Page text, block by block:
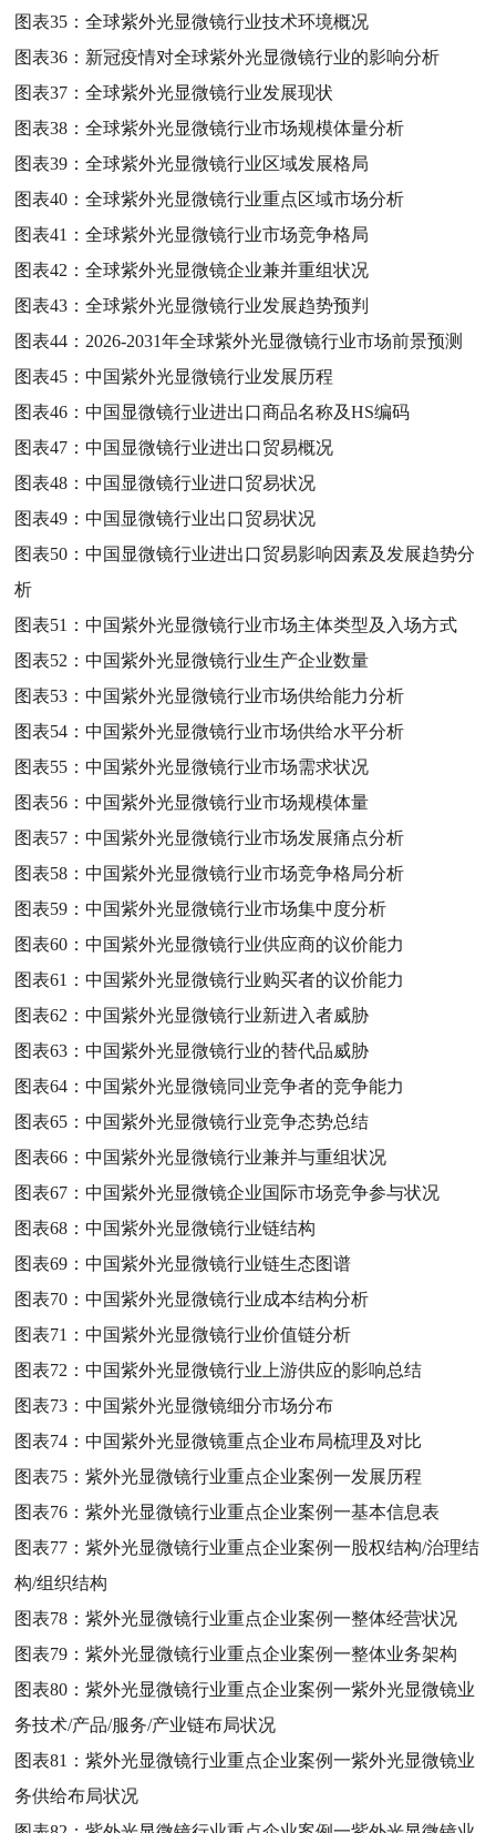
图表35：全球紫外光显微镜行业技术环境概况
图表36： 新冠疫情对全球紫外光显微镜行业的影响分析
图表37：全球紫外光显微镜行业发展现状
图表38：全球紫外光显微镜行业市场规模体量分析
图表39：全球紫外光显微镜行业区域发展格局
图表40：全球紫外光显微镜行业重点区域市场分析
图表41：全球紫外光显微镜行业市场竞争格局
图表42：全球紫外光显微镜企业兼并重组状况
图表43：全球紫外光显微镜行业发展趋势预判
图表44： 2026-2031年全球紫外光显微镜行业市场前景预测
图表45：中国紫外光显微镜行业发展历程
图表46：中国显微镜行业进出口商品名称及HS编码
图表47：中国显微镜行业进出口贸易概况
图表48：中国显微镜行业进口贸易状况
图表49：中国显微镜行业出口贸易状况
图表50：中国显微镜行业进出口贸易影响因素及发展趋势分
析
图表51：中国紫外光显微镜行业市场主体类型及入场方式
图表52：中国紫外光显微镜行业生产企业数量
图表53：中国紫外光显微镜行业市场供给能力分析
图表54：中国紫外光显微镜行业市场供给水平分析
图表55：中国紫外光显微镜行业市场需求状况
图表56：中国紫外光显微镜行业市场规模体量
图表57：中国紫外光显微镜行业市场发展痛点分析
图表58：中国紫外光显微镜行业市场竞争格局分析
图表59：中国紫外光显微镜行业市场集中度分析
图表60：中国紫外光显微镜行业供应商的议价能力
图表61：中国紫外光显微镜行业购买者的议价能力
图表62：中国紫外光显微镜行业新进入者威胁
图表63：中国紫外光显微镜行业的替代品威胁
图表64：中国紫外光显微镜同业竞争者的竞争能力
图表65：中国紫外光显微镜行业竞争态势总结
图表66：中国紫外光显微镜行业兼并与重组状况
图表67：中国紫外光显微镜企业国际市场竞争参与状况
图表68：中国紫外光显微镜行业链结构
图表69：中国紫外光显微镜行业链生态图谱
图表70：中国紫外光显微镜行业成本结构分析
图表71：中国紫外光显微镜行业价值链分析
图表72：中国紫外光显微镜行业上游供应的影响总结
图表73：中国紫外光显微镜细分市场分布
图表74：中国紫外光显微镜重点企业布局梳理及对比
图表75：紫外光显微镜行业重点企业案例一发展历程
图表76：紫外光显微镜行业重点企业案例一基本信息表
图表77：紫外光显微镜行业重点企业案例一股权结构/治理结
构/组织结构
图表78：紫外光显微镜行业重点企业案例一整体经营状况
图表79：紫外光显微镜行业重点企业案例一整体业务架构
图表80：紫外光显微镜行业重点企业案例一紫外光显微镜业
务技术/产品/服务/产业链布局状况
图表81：紫外光显微镜行业重点企业案例一紫外光显微镜业
务供给布局状况